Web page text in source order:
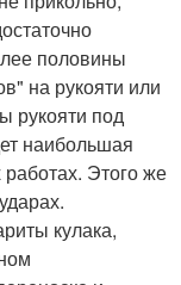
половины
на рукояти или
рукояти под
наибольшая
работах. Этого же
кулака,